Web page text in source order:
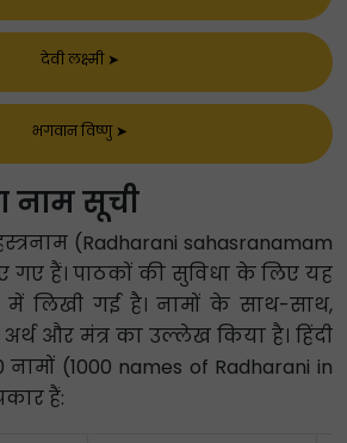
देवी लक्ष्मी➤
भगवान विष्णु➤
नाम सूची
(Radharani sahasranamam
गए हैं। पाठकों की सुविधा के लिए यह
में लिखी गई है। नामों के साथ-साथ,
और मंत्र का उल्लेख किया है। हिंदी
नामों (1000 names of Radharani in
हैं: